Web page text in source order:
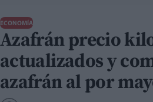
ECONOMÍA
Azafrán precio
actualizados y
azafrán al por